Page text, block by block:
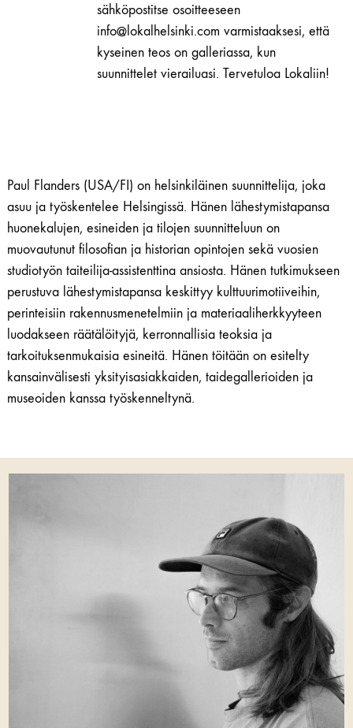
sähköpostitse osoitteeseen
info@lokalhelsinki.com varmistaaksesi, että
kyseinen teos on galleriassa, kun
suunnittelet vierailuasi. Tervetuloa Lokaliin!
Paul Flanders (USA/FI) on helsinkiläinen suunnittelija, joka
asuu ja työskentelee Helsingissä. Hänen lähestymistapansa
huonekalujen, esineiden ja tilojen suunnitteluun on
muovautunut filosofian ja historian opintojen sekä vuosien
studiotyön taiteilija-assistenttina ansiosta. Hänen tutkimukseen
perustuva lähestymistapansa keskittyy kulttuurimotiiveihin,
perinteisiin rakennusmenetelmiin ja materiaaliherkkyyteen
luodakseen räätälöityjä, kerronnallisia teoksia ja
tarkoituksenmukaisia esineitä. Hänen töitään on esitelty
kansainvälisesti yksityisasiakkaiden, taidegallerioiden ja
museoiden kanssa työskenneltynä.